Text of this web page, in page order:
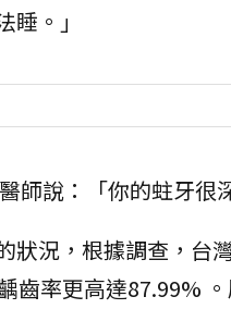
。」
師說：「你的蛀牙很
狀況，根據調查，台
齒率更高達87.99%